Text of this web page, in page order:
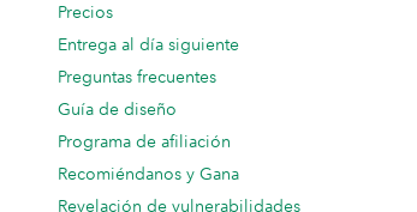
Precios
Entrega al día siguiente
Preguntas frecuentes
Guía de diseño
Programa de afiliación
Recomiéndanos y Gana
Revelación de vulnerabilidades